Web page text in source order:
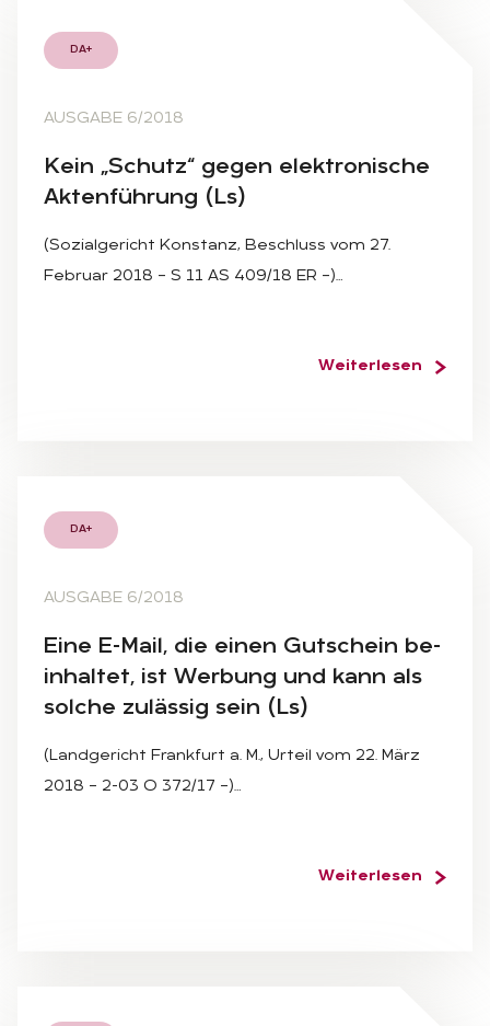
DA+
AUSGABE 6/2018
Kein „Schutz“ ge­gen elek­tro­ni­sche
Ak­ten­füh­rung (Ls)
(Sozialgericht Konstanz, Beschluss vom 27.
Februar 2018 – S 11 AS 409/18 ER –)…
Weiterlesen
DA+
AUSGABE 6/2018
Eine E-Mail, die ei­nen Gut­schein be­
inhal­tet, ist Wer­bung und kann als
sol­che zu­läs­sig sein (Ls)
(Landgericht Frankfurt a. M., Urteil vom 22. März
2018 – 2-03 O 372/17 –)…
Weiterlesen